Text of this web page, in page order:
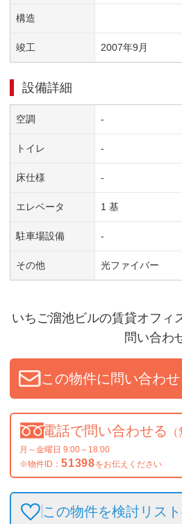
構造
竣工 2007年9 月
設備詳細
空調 -
トイレ -
床仕様 -
エレベータ 1 基
駐車場設備 -
その他 光ファイバー
いちご溜池ビルの賃貸オフィ
問い合わ
この物件に問い合わせ
電話で問い合わせる
月～金曜日 9:00～18:00
※物件ID： 51398をお伝えください
この物件を検討リス